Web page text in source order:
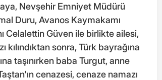
Nevşehir Emniyet Müdürü
Duru, Avanos Kaymakamı
Celalettin Güven ile birlikte ailesi,
kılındıktan sonra, Türk bayrağına
taşınırken baba Turgut, anne
cenazesi, cenaze namazı